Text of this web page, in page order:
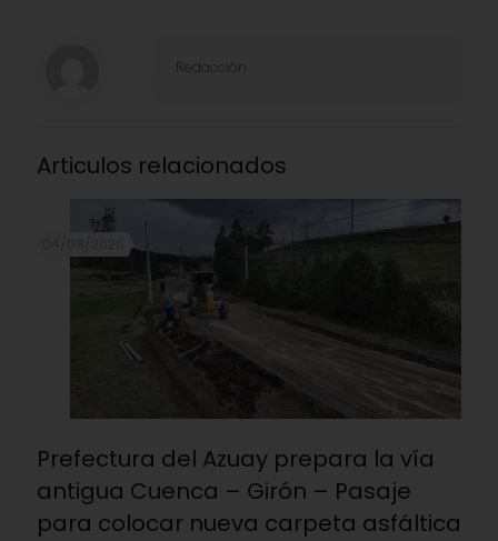
Redacción
Articulos relacionados
Prefectura del Azuay prepara la vía
antigua Cuenca – Girón – Pasaje
para colocar nueva carpeta asfáltica